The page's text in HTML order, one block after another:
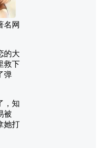
名网
的大
救下
弹
，知
被
她打